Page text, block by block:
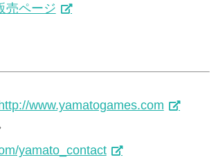
売ページ
www.yamatogames.com
yamato_contact